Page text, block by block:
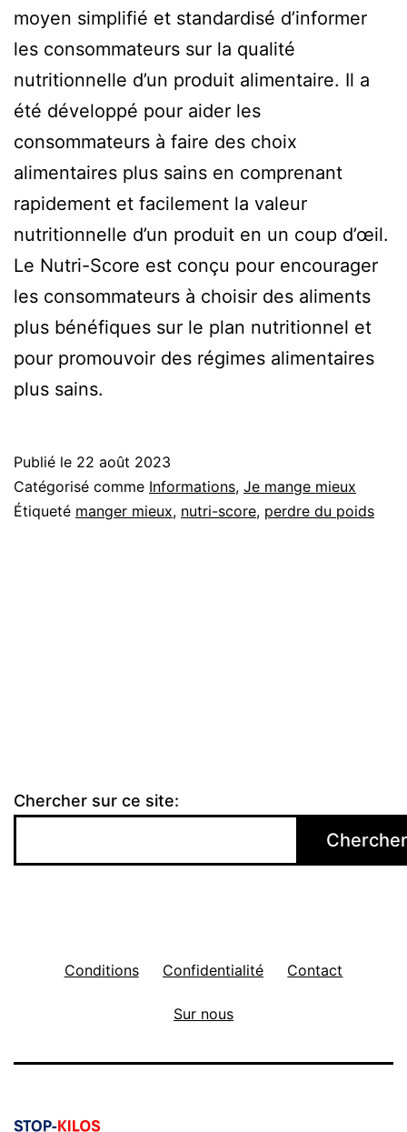
moyen simplifié et standardisé d’informer
les consommateurs sur la qualité
nutritionnelle d’un produit alimentaire. Il a
été développé pour aider les
consommateurs à faire des choix
alimentaires plus sains en comprenant
rapidement et facilement la valeur
nutritionnelle d’un produit en un coup d’œil.
Le Nutri-Score est conçu pour encourager
les consommateurs à choisir des aliments
plus bénéfiques sur le plan nutritionnel et
pour promouvoir des régimes alimentaires
plus sains.
Publié le 22 août 2023
Catégorisé comme Informations, Je mange mieux
Étiqueté manger mieux, nutri-score, perdre du poids
Chercher sur ce site:
Chercher
Conditions Confidentialité Contact
Sur nous